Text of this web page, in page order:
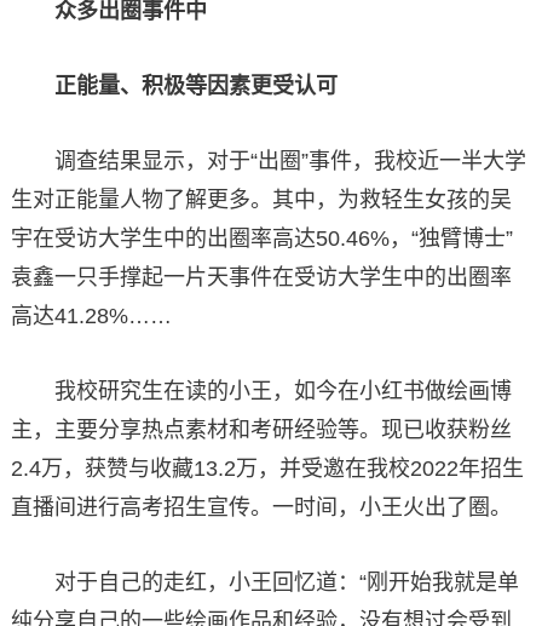
众多出圈事件中
正能量、积极等因素更受认可
调查结果显示，对于“出圈”事件，我校近一半大学
生对正能量人物了解更多。其中，为救轻生女孩的吴
宇在受访大学生中的出圈率高达50.46%，“独臂博士”
袁鑫一只手撑起一片天事件在受访大学生中的出圈率
高达41.28%……
我校研究生在读的小王，如今在小红书做绘画博
主，主要分享热点素材和考研经验等。现已收获粉丝
2.4万，获赞与收藏13.2万，并受邀在我校2022年招生
直播间进行高考招生宣传。一时间，小王火出了圈。
对于自己的走红，小王回忆道：“刚开始我就是单
纯分享自己的一些绘画作品和经验，没有想过会受到